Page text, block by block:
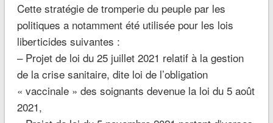
Cette stratégie de tromperie du peuple par les
politiques a notamment été utilisée pour les lois
liberticides suivantes :
– Projet de loi du 25 juillet 2021 relatif à la gestion
de la crise sanitaire, dite loi de l’obligation
« vaccinale » des soignants devenue la loi du 5 août
2021,